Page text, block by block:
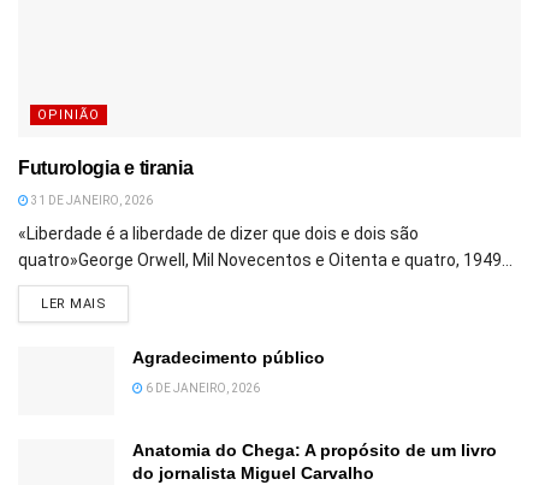
OPINIÃO
Futurologia e tirania
31 DE JANEIRO, 2026
«Liberdade é a liberdade de dizer que dois e dois são
quatro»George Orwell, Mil Novecentos e Oitenta e quatro, 1949...
LER MAIS
Agradecimento público
6 DE JANEIRO, 2026
Anatomia do Chega: A propósito de um livro
do jornalista Miguel Carvalho